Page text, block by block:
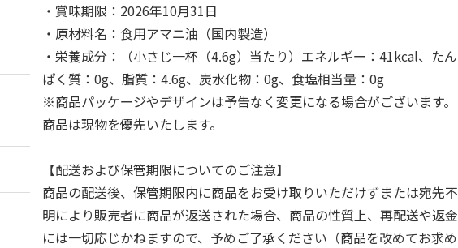
・賞味期限：2026年10月31日
・原材料名：食用アマニ油（国内製造）
・栄養成分：（小さじ一杯（4.6g）当たり）エネルギー：41kcal、たん
ぱく質：0g、脂質：4.6g、炭水化物：0g、食塩相当量：0g
※商品パッケージやデザインは予告なく変更になる場合がございます。
商品は現物を優先いたします。
【配送および保管期限についてのご注意】
商品の配送後、保管期限内に商品をお受け取りいただけずまたは宛先不
明により販売者に商品が返送された場合、商品の性質上、再配送や返金
には一切応じかねますので、予めご了承ください（商品を改めてお求め